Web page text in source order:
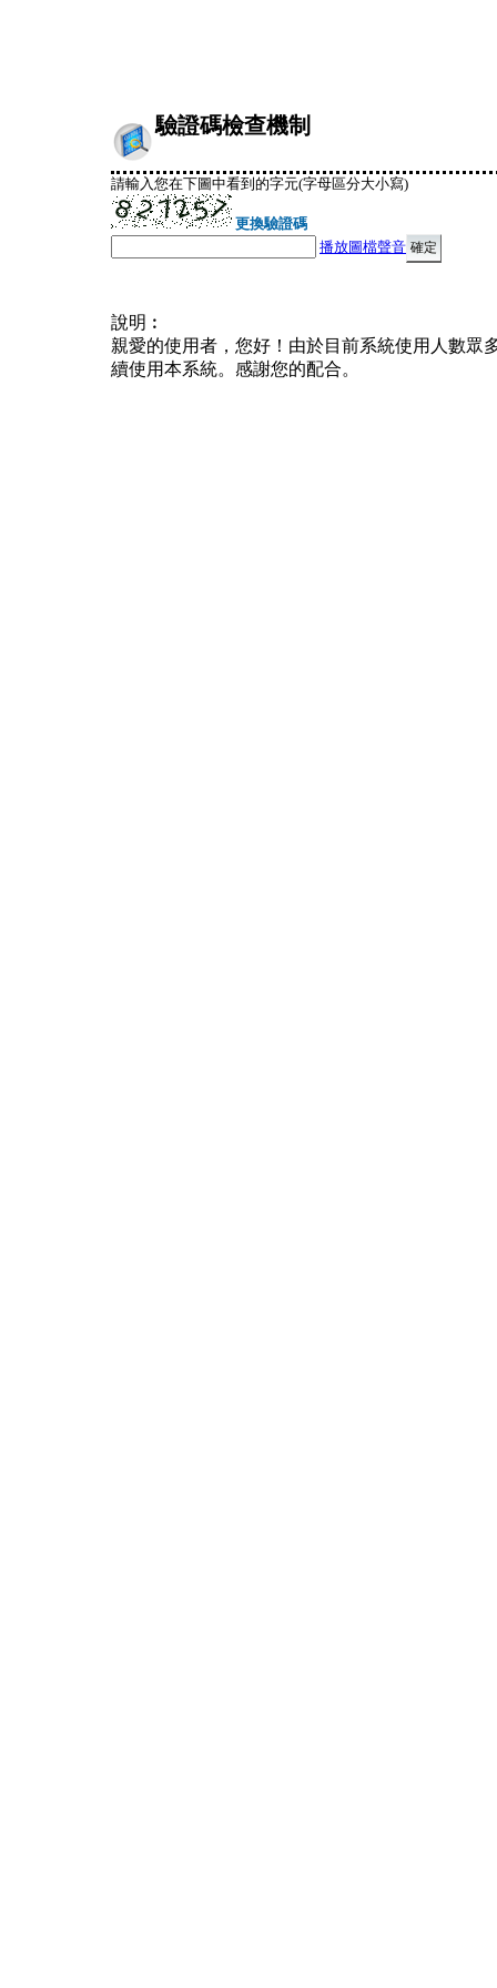
驗證碼檢查機制
請輸入您在下圖中看到的字元(字母區分大小寫)
更換驗證碼
播放圖檔聲音
說明︰
親愛的使用者，您好！由於目前系統使用人數眾
續使用本系統。感謝您的配合。